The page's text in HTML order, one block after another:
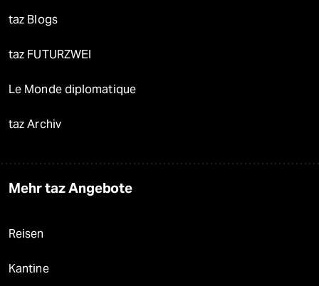
taz Blogs
taz FUTURZWEI
Le Monde diplomatique
taz Archiv
Mehr taz Angebote
Reisen
Kantine